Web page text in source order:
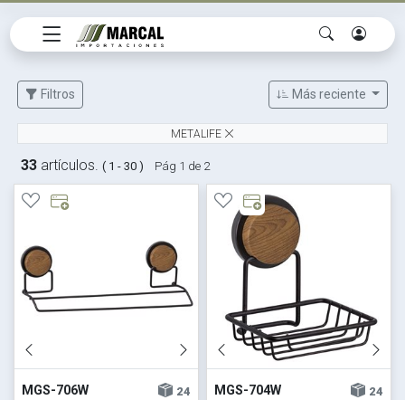
Filtros Más reciente
METALIFE
MGS-706W
24
MGS-704W
24
33 artículos.( 1 - 30 ) Pág 1 de 2